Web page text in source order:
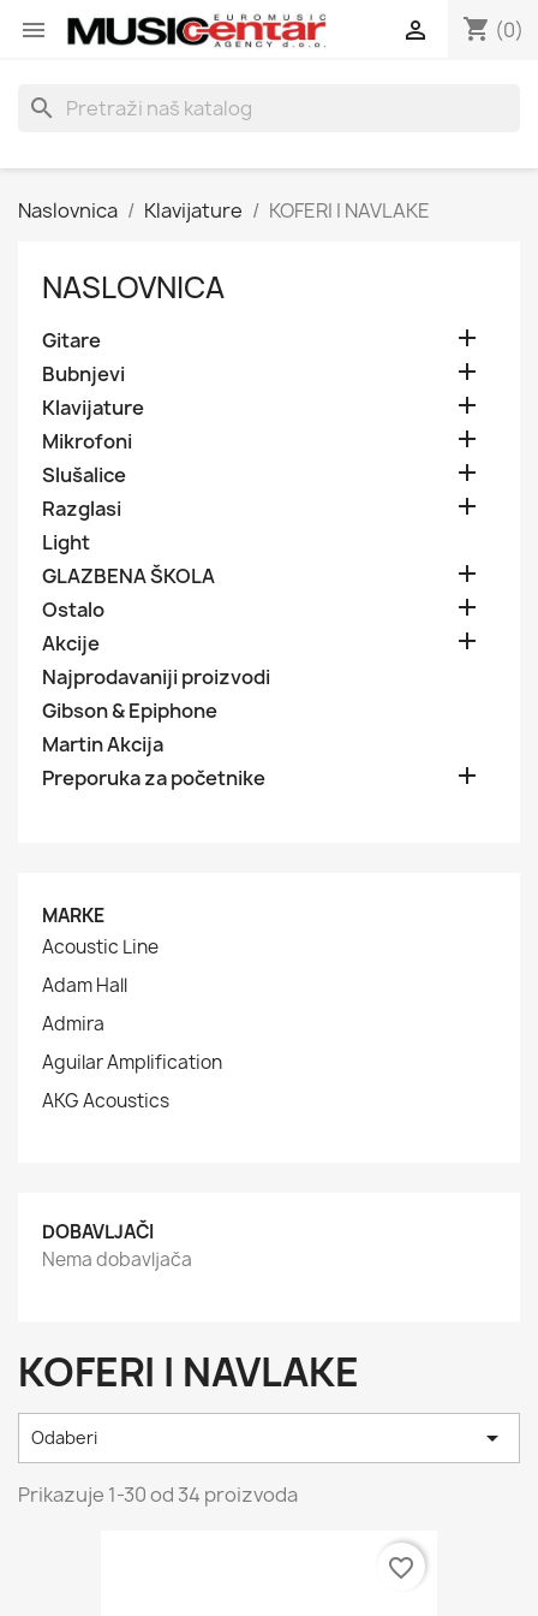
 shopping_cart (0)

search
Naslovnica Klavijature KOFERI I NAVLAKE
NASLOVNICA
Gitare 
Bubnjevi 
Klavijature 
Mikrofoni 
Slušalice 
Razglasi 
Light
GLAZBENA ŠKOLA

Ostalo 
Akcije 
Najprodavaniji proizvodi
Gibson & Epiphone
Martin Akcija
Preporuka za početnike

MARKE
Acoustic Line
Adam Hall
Admira
Aguilar Amplification
AKG Acoustics
DOBAVLJAČI
Nema dobavljača
KOFERI I NAVLAKE
Odaberi 
Prikazuje 1-30 od 34 proizvoda
favorite_border